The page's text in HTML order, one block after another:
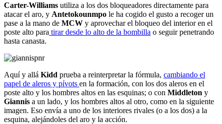
Carter-Williams utiliza a los dos bloqueadores directamente para
atacar el aro, y Antetokounmpo le ha cogido el gusto a recoger un
pase a la mano de MCW y aprovechar el bloqueo del interior en el
poste alto para tirar desde lo alto de la bombilla o seguir penetrando
hasta canasta.
Aquí y allá Kidd prueba a reinterpretar la fórmula, cambiando el
papel de aleros y pívots en la formación, con los dos aleros en el
poste alto y los hombres altos en las esquinas; o con Middleton y
Giannis a un lado, y los hombres altos al otro, como en la siguiente
imagen. Eso envía a uno de los interiores rivales (o a los dos) a la
esquina, alejándoles del aro y la acción.